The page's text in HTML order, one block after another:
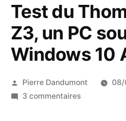
Test du
Z3, un PC
Windows 10
Publié
par
Pierre Dandumont
08/
3 commentairessur